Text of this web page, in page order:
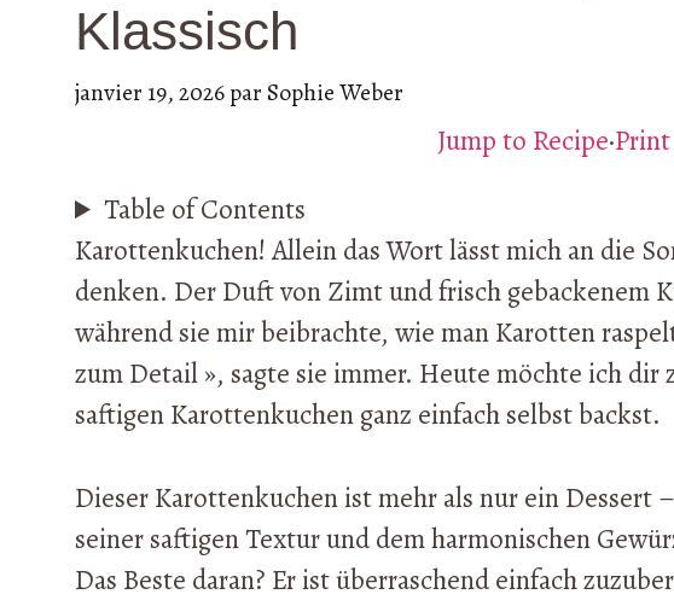
Klassisch
janvier 19, 2026parSophie Weber
Jump to Recipe·
Table of Contents
Karottenkuchen! Allein das Wort lässt mich an die
denken. Der Duft von Zimt und frisch gebackenem
während sie mir beibrachte, wie man Karotten
zum Detail », sagte sie immer. Heute möchte ich dir
saftigen Karottenkuchen ganz einfach selbst backst.
Dieser Karottenkuchen ist mehr als nur ein
seiner saftigen Textur und dem harmonischen
Das Beste daran? Er ist überraschend einfach